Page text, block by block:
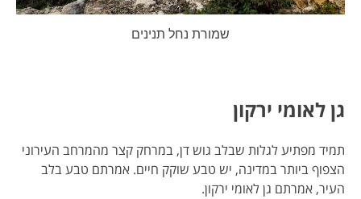
שמורת נחל תנינים
גן לאומי ירקון
תמיד מפתיע לגלות שבלב גוש דן, במרחק קצר מהמרחב העירוני
הצפוף ביותר במדינה, יש טבע שוקק חיים. אמרתם טבע בלב
העיר, אמרתם גן לאומי ירקון.